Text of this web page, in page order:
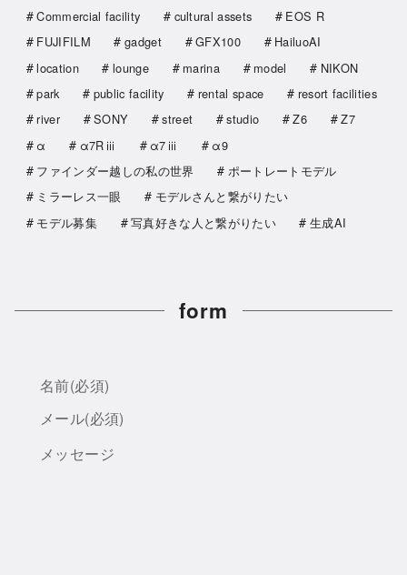
Commercial facility
cultural assets
EOS R
FUJIFILM
gadget GFX100
HailuoAI
location
lounge marina model
NIKON
park
public facility rental space
resort facilities
river
SONY street studio Z6
Z7
α
α7Rⅲ α7ⅲ
α9
ファインダー越しの私の世界
ポートレートモデル
ミラーレス一眼
モデルさんと繋がりたい
モデル募集
写真好きな人と繋がりたい 生成AI
form
名前(必須)
メール(必須)
メッセージ